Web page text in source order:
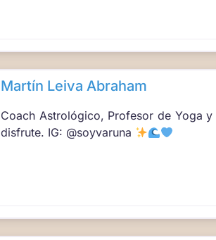
Martín Leiva Abraham
Coach Astrológico, Profesor de Yoga
disfrute. IG: @soyvaruna